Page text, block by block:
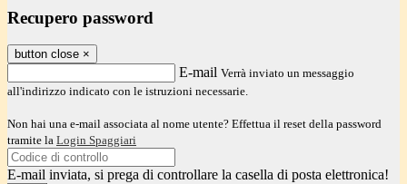
Recupero password
button close ×
E-mail Verrà inviato un messaggio
all'indirizzo indicato con le istruzioni necessarie.
Non hai una e-mail associata al nome utente? Effettua il reset della password
tramite la Login Spaggiari
E-mail inviata, si prega di controllare la casella di posta elettronica!